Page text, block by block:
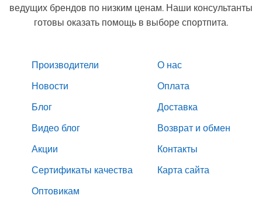
ведущих брендов по низким ценам. Наши консультанты
готовы оказать помощь в выборе спортпита.
Производители
Новости
Блог
Видео блог
Акции
Сертификаты качества
Оптовикам
О нас
Оплата
Доставка
Возврат и обмен
Контакты
Карта сайта